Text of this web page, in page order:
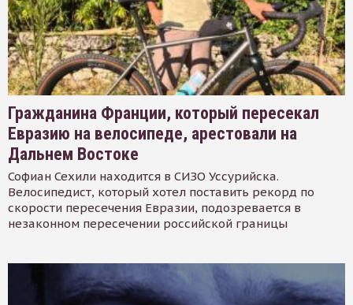
Гражданина Франции, который пересекал
Евразию на велосипеде, арестовали на
Дальнем Востоке
Софиан Сехили находится в СИЗО Уссурийска.
Велосипедист, который хотел поставить рекорд по
скорости пересечения Евразии, подозревается в
незаконном пересечении российской границы